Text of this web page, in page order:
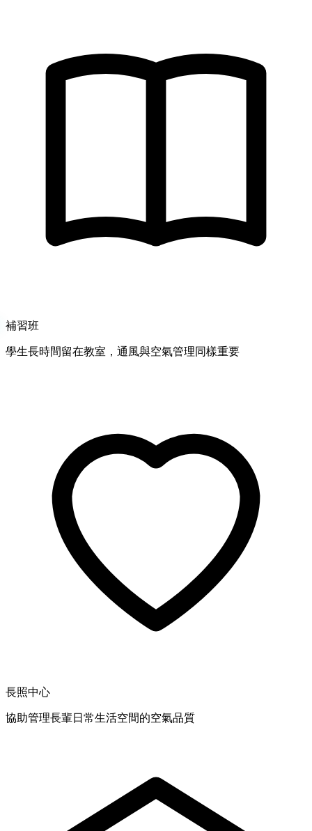
補習班
學生長時間留在教室，通風與空氣管理同樣重要
長照中心
協助管理長輩日常生活空間的空氣品質